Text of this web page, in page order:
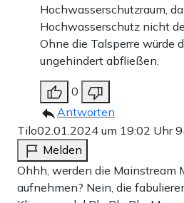
Hochwasserschutzraum,
Hochwasserschutz nicht
Ohne die Talsperre würde
ungehindert abfließen.
0
Antworten
Tilo02.01.2024 um 19:02 Uhr
Melden
Ohhh, werden die Mainstream
aufnehmen? Nein, die